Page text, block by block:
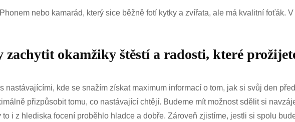
nebo kamarád, který sice běžně fotí kytky a zvířata, ale má kvalitní foťák.
zachytit okamžiky štěstí a radosti, které
kde se snažím získat maximum informací o tom, jak si svůj den
přizpůsobit tomu, co nastávající chtějí. Budeme mít možnost sdělit si
i z hlediska focení proběhlo hladce a dobře. Zároveň zjistíme, jestli si spolu